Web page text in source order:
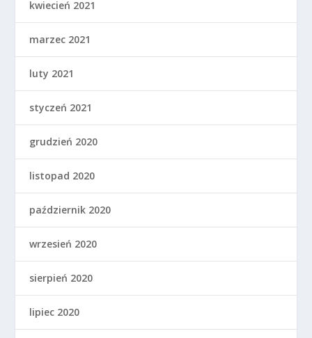
kwiecień 2021
marzec 2021
luty 2021
styczeń 2021
grudzień 2020
listopad 2020
październik 2020
wrzesień 2020
sierpień 2020
lipiec 2020